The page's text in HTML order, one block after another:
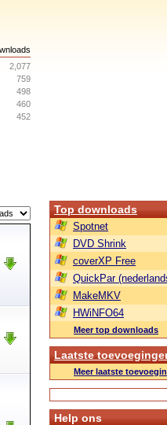
2,077
759
498
460
452
Top downloads
Spotnet
DVD Shrink
coverXP Free
QuickPar
MakeMKV
HWiNFO64
Meer top downloads
Laatste
Meer laatste
Help ons